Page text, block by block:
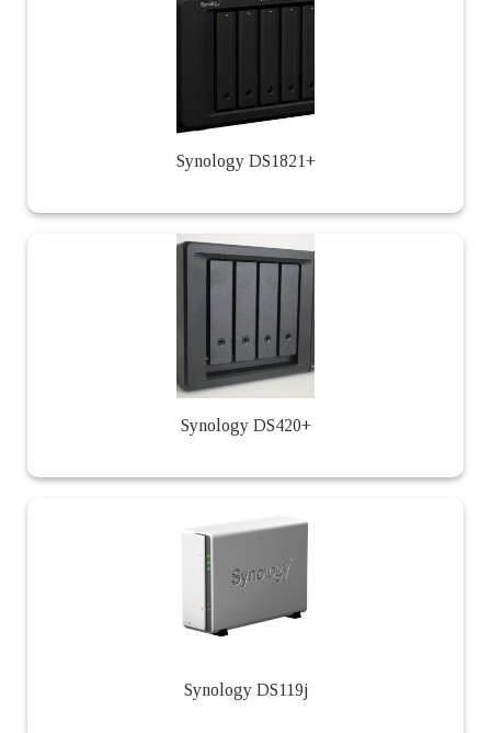
Synology DS1821+
Synology DS420+
Synology DS119j